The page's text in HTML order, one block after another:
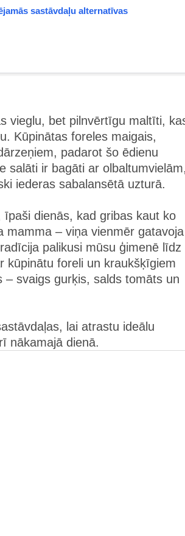
sastāvdaļu alternatīvas
vieglu, bet pilnvērtīgu maltīti,
Kūpinātas foreles maigais,
padarot šo ēdienu
salāti ir bagāti ar
iederas sabalansētā uzturā.
dienās, kad gribas kaut ko
– viņa vienmēr gatavoja
palikusi mūsu ģimenē līdz
kūpinātu foreli un kraukšķīgiem
– svaigs gurķis, salds tomāts un
lai atrastu ideālu
nākamajā dienā.